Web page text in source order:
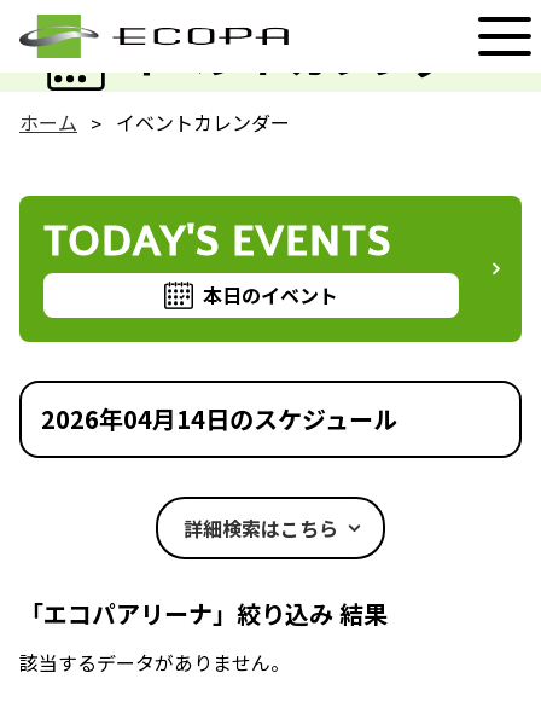
イベントカレンダー
EVENT
ホーム イベントカレンダー
TODAY'S EVENTS
本日のイベント
2026年04月14日のスケジュール
詳細検索はこちら
「エコパアリーナ」絞り込み 結果
該当するデータがありません。